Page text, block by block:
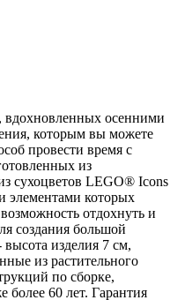
вдохновленных осенними
которым вы можете
провести время с
из
сухоцветов LEGO® Icons
элементами которых
отдохнуть и
создания большой
изделия 7 см,
из растительного
по сборке,
60 лет. Гарантия